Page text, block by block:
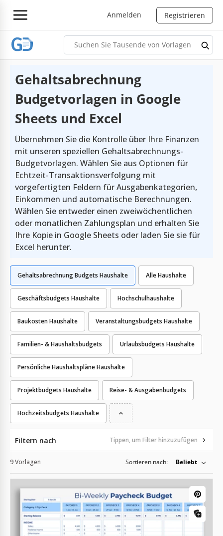
Anmelden Registrieren
Gehaltsabrechnung
Budgetvorlagen in Google
Sheets und Excel
Übernehmen Sie die Kontrolle über Ihre Finanzen
mit unseren speziellen Gehaltsabrechnungs-
Budgetvorlagen. Wählen Sie aus Optionen für
Echtzeit-Transaktionsverfolgung mit
vorgefertigten Feldern für Ausgabenkategorien,
Einkommen und automatische Berechnungen.
Wählen Sie entweder einen zweiwöchentlichen
oder monatlichen Zahlungsplan und erhalten Sie
Ihre Kopie in Google Sheets oder laden Sie sie für
Excel herunter.
Alle Haushalte
Geschäftsbudgets Haushalte Hochschulhaushalte
Baukosten Haushalte Veranstaltungsbudgets Haushalte
Familien- & Haushaltsbudgets Urlaubsbudgets Haushalte
Gehaltsabrechnung Budgets Haushalte
Persönliche Haushaltspläne Haushalte
Projektbudgets Haushalte Reise- & Ausgabenbudgets
Hochzeitsbudgets Haushalte
Filtern nach Tippen, um Filter hinzuzufügen
9 Vorlagen Sortieren nach: Beliebt